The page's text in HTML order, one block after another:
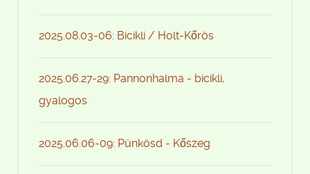
2025.08.03-06: Bicikli / Holt-Kőrös
2025.06.27-29: Pannonhalma - bicikli,
gyalogos
2025.06.06-09: Pünkösd - Kőszeg